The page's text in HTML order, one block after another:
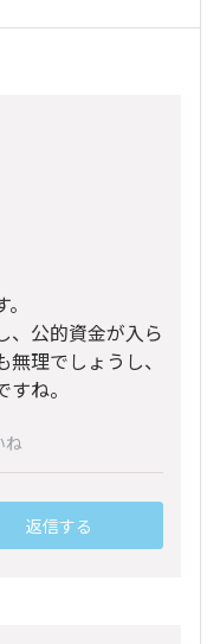
、公的資金が入ら
理でしょうし、
ね。
ね
返信する